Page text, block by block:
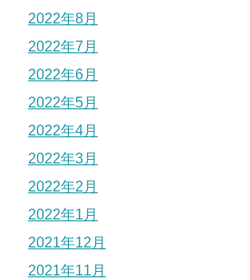
2022年8月
2022年7月
2022年6月
2022年5月
2022年4月
2022年3月
2022年2月
2022年1月
2021年12月
2021年11月